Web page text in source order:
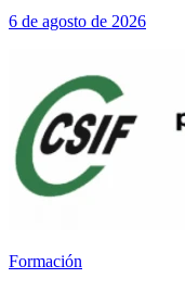
6 de agosto de 2026
Formación